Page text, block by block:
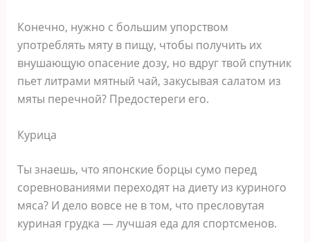
Конечно, нужно с большим упорством
употреблять мяту в пищу, чтобы получить их
внушающую опасение дозу, но вдруг твой спутник
пьет литрами мятный чай, закусывая салатом из
мяты перечной? Предостереги его.
Курица
Ты знаешь, что японские борцы сумо перед
соревнованиями переходят на диету из куриного
мяса? И дело вовсе не в том, что пресловутая
куриная грудка — лучшая еда для спортсменов.